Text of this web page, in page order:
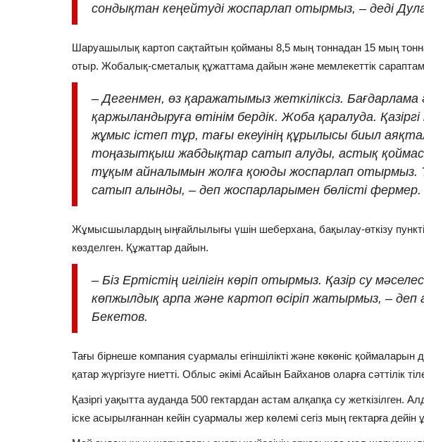
сондықтан кеңейтуді жоспарлап отырмыз, – деді
Шаруашылық картоп сақтайтын қойманы 8,5 мың тоннадан 15 мың
отыр. Жобалық-сметалық құжаттама дайын және мемлекеттік
– Дегенмен, өз қаражатымыз жеткіліксіз. Бағдарлама
қаржыландыруға өтінім бердік. Жоба қаралуда.
жұмыс істеп тұр, тағы екеуінің құрылысы биыл
тоңазытқыш жабдықтар сатып алуды, астық
тұқым айналымын жолға қоюды жоспарлап отырмыз.
сатып алынды, – деп жоспарларымен бөлісті фермер.
Жұмысшылардың ыңғайлылығы үшін шеберхана, бақылау-өткізу пункті
көзделген. Құжаттар дайын.
– Біз Ертістің игілігін көріп отырмыз. Қазір су
көпжылдық арпа және картоп өсіріп жатырмыз, –
Бекетов.
Тағы бірнеше компания суармалы егіншілікті және көкөніс
қатар жүргізуге ниетті. Облыс әкімі Асайын Байханов оларға сәттілік
Қазіргі уақытта ауданда 500 гектардан астам алқапқа су жеткізілген.
іске асырылғаннан кейін суармалы жер көлемі сегіз мың гектарға дейін
Жауынгерлік өнер Даму